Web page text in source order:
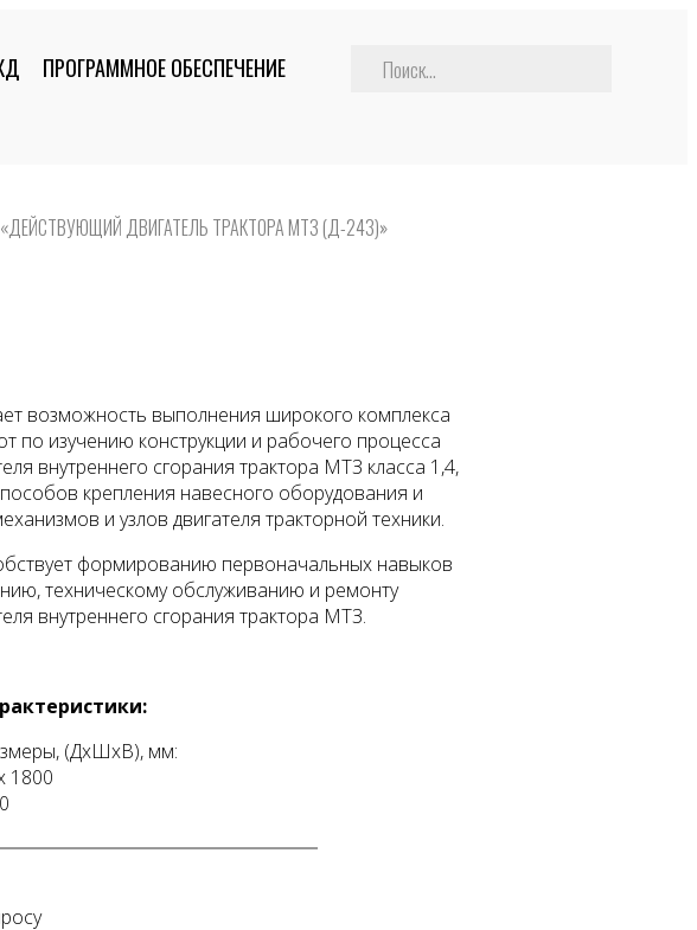
ПРОГРАММНОЕ ОБЕСПЕЧЕНИЕ
ДВИГАТЕЛЬ ТРАКТОРА МТЗ (Д-243)»
возможность выполнения широкого комплекса
по изучению конструкции и рабочего процесса
внутреннего сгорания трактора МТЗ класса 1,4,
крепления навесного оборудования и
и узлов двигателя тракторной техники.
формированию первоначальных навыков
техническому обслуживанию и ремонту
внутреннего сгорания трактора МТЗ.
(ДхШхВ), мм:
1800